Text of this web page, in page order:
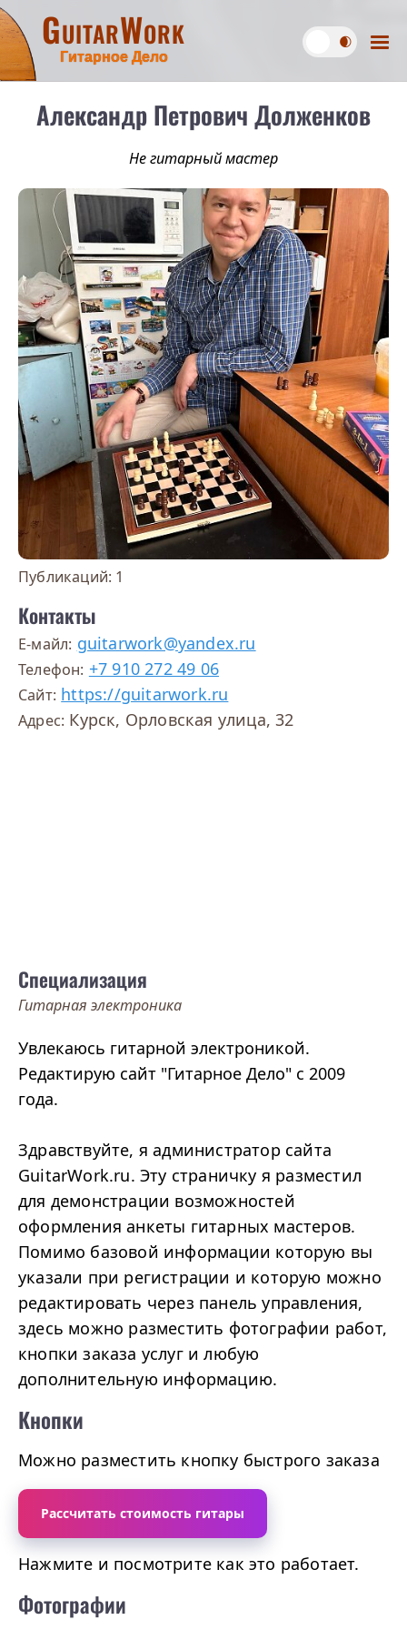
GuitarWork
Гитарное Дело
Александр Петрович Долженков
Не гитарный мастер
Публикаций: 1
Контакты
E-майл: guitarwork@yandex.ru
Телефон: +7 910 272 49 06
Сайт: https://guitarwork.ru
Адрес: Курск, Орловская улица, 32
Специализация
Гитарная электроника
Увлекаюсь гитарной электроникой.
Редактирую сайт "Гитарное Дело" с 2009
года.
Здравствуйте, я администратор сайта
GuitarWork.ru. Эту страничку я разместил
для демонстрации возможностей
оформления анкеты гитарных мастеров.
Помимо базовой информации которую вы
указали при регистрации и которую можно
редактировать через панель управления,
здесь можно разместить фотографии работ,
кнопки заказа услуг и любую
дополнительную информацию.
Кнопки
Можно разместить кнопку быстрого заказа
Рассчитать стоимость гитары
Нажмите и посмотрите как это работает.
Фотографии